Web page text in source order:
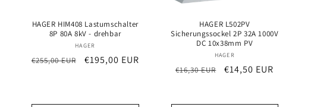
HAGER HIM408 Lastumschalter
8P 80A 8kV - drehbar
Anbieter:
HAGER
Normaler
€255,00 EUR Verkaufspreis
€195,00 EUR
HAGER L502PV
Sicherungssockel 2P 32A 1000V
DC 10x38mm PV
Anbieter:
HAGER
Normaler
€16,30 EUR Verkaufspreis
€14,50 EUR